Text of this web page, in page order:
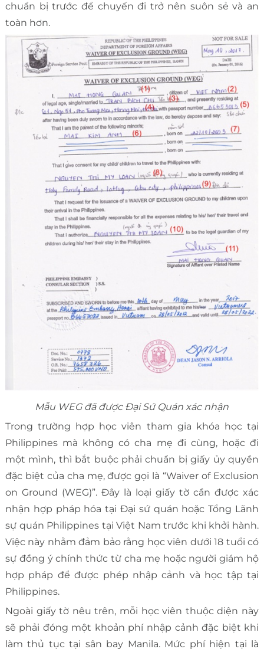
chuẩn bị trước để chuyến đi trở nên suôn sẻ và an
toàn hơn.
Mẫu WEG đã được Đại Sứ Quán xác nhận
Trong trường hợp học viên tham gia khóa học tại
Philippines mà không có cha mẹ đi cùng, hoặc đi
một mình, thì bắt buộc phải chuẩn bị giấy ủy quyền
đặc biệt của cha mẹ, được gọi là “Waiver of Exclusion
on Ground (WEG)”. Đây là loại giấy tờ cần được xác
nhận hợp pháp hóa tại Đại sứ quán hoặc Tổng Lãnh
sự quán Philippines tại Việt Nam trước khi khởi hành.
Việc này nhằm đảm bảo rằng học viên dưới 18 tuổi có
sự đồng ý chính thức từ cha mẹ hoặc người giám hộ
hợp pháp để được phép nhập cảnh và học tập tại
Philippines.
Ngoài giấy tờ nêu trên, mỗi học viên thuộc diện này
sẽ phải đóng một khoản phí nhập cảnh đặc biệt khi
làm thủ tục tại sân bay Manila. Mức phí hiện tại là